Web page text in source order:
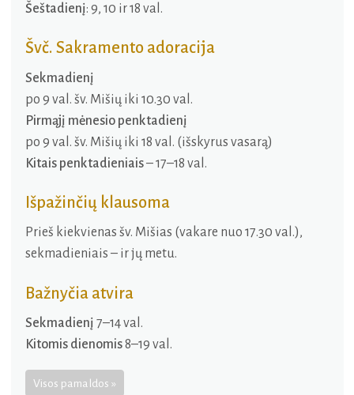
Šeštadienį: 9, 10 ir 18 val.
Švč. Sakramento adoracija
Sekmadienį
po 9 val. šv. Mišių iki 10.30 val.
Pirmąjį mėnesio penktadienį
po 9 val. šv. Mišių iki 18 val. (išskyrus vasarą)
Kitais penktadieniais– 17–18 val.
Išpažinčių klausoma
Prieš kiekvienas šv. Mišias (vakare nuo 17.30 val.),
sekmadieniais – ir jų metu.
Bažnyčia atvira
Sekmadienį 7–14 val.
Kitomis dienomis8–19 val.
Visos pamaldos